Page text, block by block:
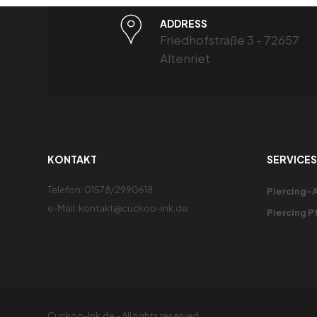
ADDRESS
Friedhofstraße 3 - 72657
Altenriet
KONTAKT
Telefon: 01578/2990618
e-Mail: kontakt@cuckoo-ink.de
SERVICES
Piercing-
Piercing